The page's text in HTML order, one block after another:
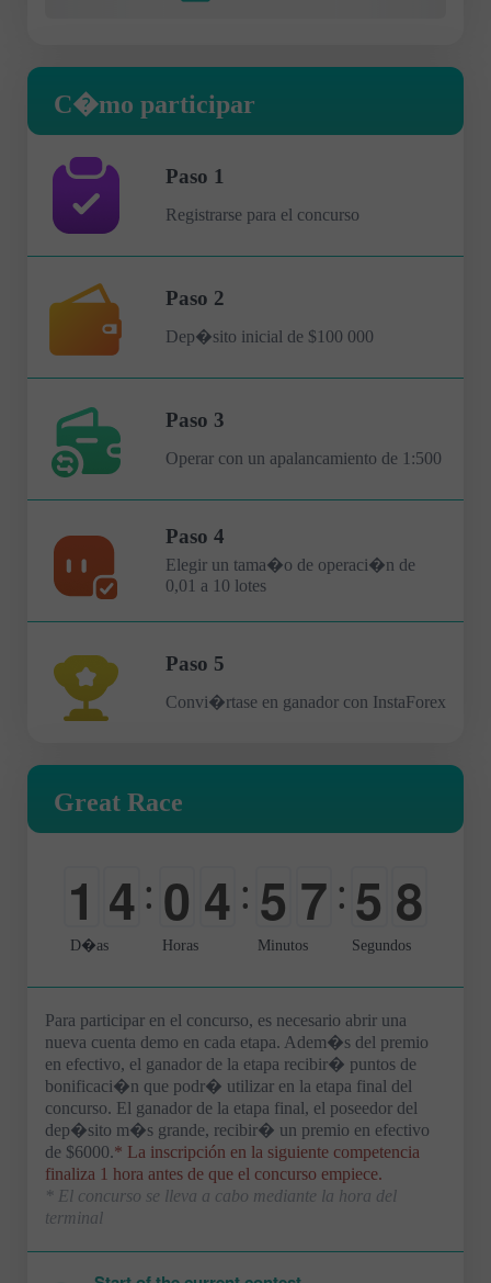
C�mo participar
Paso 1
Registrarse para el concurso
Paso 2
Dep�sito inicial de $100 000
Paso 3
Operar con un apalancamiento de 1:500
Paso 4
Elegir un tama�o de operaci�n de
0,01 a 10 lotes
Paso 5
Convi�rtase en ganador con InstaForex
Great Race
1
0
4
0
: 0
-
4 : 5
0
7
8
: 5
0
7
8
D�as Horas Minutos Segundos
Para participar en el concurso, es necesario abrir una
nueva cuenta demo en cada etapa. Adem�s del premio
en efectivo, el ganador de la etapa recibir� puntos de
bonificaci�n que podr� utilizar en la etapa final del
concurso. El ganador de la etapa final, el poseedor del
dep�sito m�s grande, recibir� un premio en efectivo
de $6000.* La inscripción en la siguiente competencia
finaliza 1 hora antes de que el concurso empiece.
* El concurso se lleva a cabo mediante la hora del
terminal